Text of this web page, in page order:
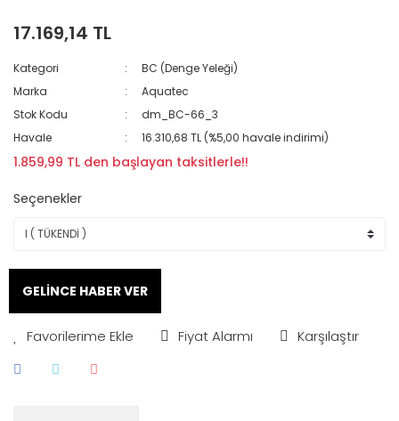
17.169,14 TL
Kategori
BC (Denge Yeleği)
Marka
Aquatec
Stok Kodu
dm_BC-66_3
Havale
16.310,68 TL (%5,00 havale indirimi)
1.859,99 TL den başlayan taksitlerle!!
Seçenekler
GELİNCE HABER VER
Fiyat Alarmı Karşılaştır